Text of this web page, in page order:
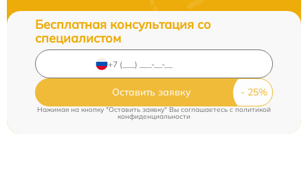
Бесплатная консультация со
специалистом
Оставить заявку
Нажимая на кнопку "Оставить заявку" Вы соглашаетесь c политикой
конфиденциальности